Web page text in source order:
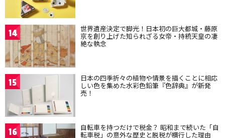
14 世界遺産決定で脚光！日本初の巨大都城・藤原
京を創り上げた知られざる女帝・持統天皇の凄
絶な執念
15 日本の四季折々の植物や情景を描くことに相応
しい色を集めた水彩色鉛筆『色辞典』が新発
売！
16 自転車を持つだけで税金？ 昭和まで続いた「自
転車税」の意外な歴史と脱税が横行した理由